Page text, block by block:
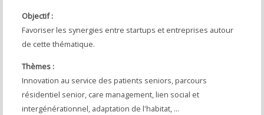
Objectif :
Favoriser les synergies entre startups et entreprises autour
de cette thématique.
Thèmes :
Innovation au service des patients seniors, parcours
résidentiel senior, care management, lien social et
intergénérationnel, adaptation de l'habitat, ...